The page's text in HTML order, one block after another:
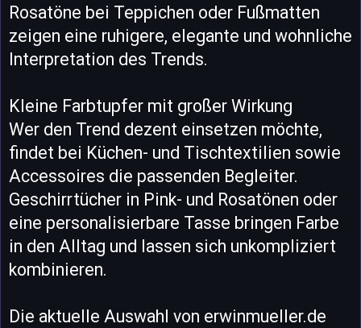
Rosatöne bei Teppichen oder Fußmatten
zeigen eine ruhigere, elegante und wohnliche
Interpretation des Trends.
Kleine Farbtupfer mit großer Wirkung
Wer den Trend dezent einsetzen möchte,
findet bei Küchen- und Tischtextilien sowie
Accessoires die passenden Begleiter.
Geschirrtücher in Pink- und Rosatönen oder
eine personalisierbare Tasse bringen Farbe
in den Alltag und lassen sich unkompliziert
kombinieren.
Die aktuelle Auswahl von erwinmueller.de